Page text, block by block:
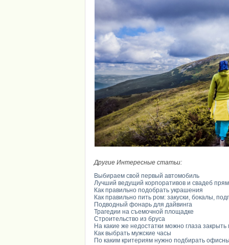
Другие Интересные статьи:
Выбираем свой первый автомобиль
Лучший ведущий корпоративов и свадеб
Как правильно подобрать украшения
Как правильно пить ром: закуски, бокалы,
Подводный фонарь для дайвинга
Трагедии на съемочной площадке
Строительство из бруса
На какие же недостатки можно глаза
Как выбрать мужские часы
По каким критериям нужно подбирать